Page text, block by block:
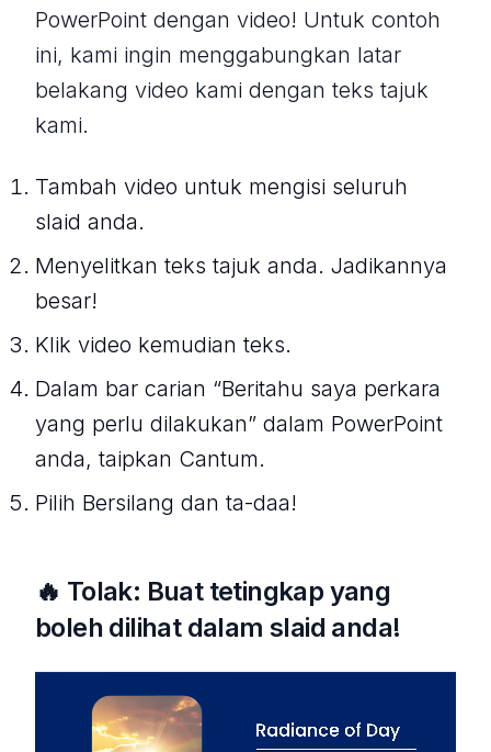
PowerPoint dengan video! Untuk contoh
ini, kami ingin menggabungkan latar
belakang video kami dengan teks tajuk
kami.
Tambah video untuk mengisi seluruh
slaid anda.
Menyelitkan teks tajuk anda. Jadikannya
besar!
Klik video kemudian teks.
Dalam bar carian “Beritahu saya perkara
yang perlu dilakukan” dalam PowerPoint
anda, taipkan Cantum.
Pilih Bersilang dan ta-daa!
🔥 Tolak: Buat tetingkap yang
boleh dilihat dalam slaid anda!